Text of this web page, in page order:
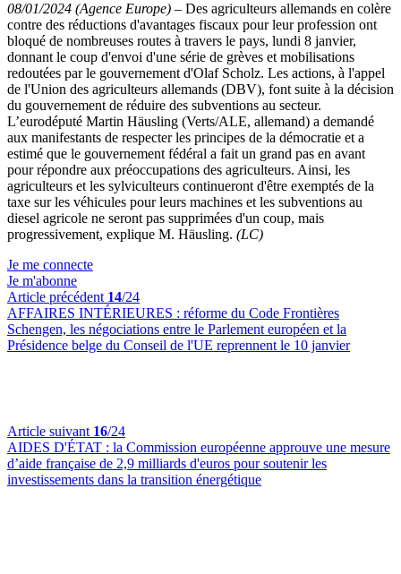
08/01/2024 (Agence Europe) – Des agriculteurs allemands en colère
contre des réductions d'avantages fiscaux pour leur profession ont
bloqué de nombreuses routes à travers le pays, lundi 8 janvier,
donnant le coup d'envoi d'une série de grèves et mobilisations
redoutées par le gouvernement d'Olaf Scholz. Les actions, à l'appel
de l'Union des agriculteurs allemands (DBV), font suite à la décision
du gouvernement de réduire des subventions au secteur.
L’eurodéputé Martin Häusling (Verts/ALE, allemand) a demandé
aux manifestants de respecter les principes de la démocratie et a
estimé que le gouvernement fédéral a fait un grand pas en avant
pour répondre aux préoccupations des agriculteurs. Ainsi, les
agriculteurs et les sylviculteurs continueront d'être exemptés de la
taxe sur les véhicules pour leurs machines et les subventions au
diesel agricole ne seront pas supprimées d'un coup, mais
progressivement, explique M. Häusling. (LC)
Je me connecte
Je m'abonne
Article précédent 14/24
AFFAIRES INTÉRIEURES : réforme du Code Frontières
Schengen, les négociations entre le Parlement européen et la
Présidence belge du Conseil de l'UE reprennent le 10 janvier
Article suivant 16/24
AIDES D'ÉTAT : la Commission européenne approuve une mesure
d’aide française de 2,9 milliards d'euros pour soutenir les
investissements dans la transition énergétique